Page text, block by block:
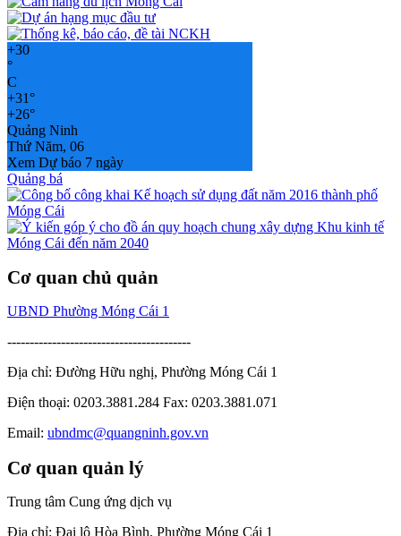
+30
°
C
+31°
+26°
Quảng Ninh
Thứ Năm, 06
Xem Dự báo 7 ngày
Quảng bá
Cơ quan chủ quản
UBND Phường Móng Cái 1
-----------------------------------------
Địa chỉ: Đường Hữu nghị, Phường Móng Cái 1
Điện thoại: 0203.3881.284 Fax: 0203.3881.071
Email: ubndmc@quangninh.gov.vn
Cơ quan quản lý
Trung tâm Cung ứng dịch vụ
Địa chỉ: Đại lộ Hòa Bình, Phường Móng Cái 1